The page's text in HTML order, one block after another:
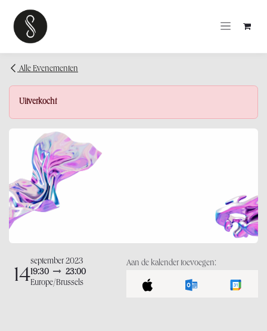
Alle Evenementen
Uitverkocht
14
september 2023
19:30
23:00
Europe/Brussels
Aan de kalender toevoegen: